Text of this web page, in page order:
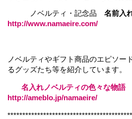
ノベルティ・記念品 名前入
http://www.namaeire.com/
ノベルティやギフト商品のエピソー
るグッズたち等を紹介しています。
名入れノベルティの色々な物語
http://ameblo.jp/namaeire/